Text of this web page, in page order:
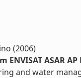
(2006)
ASAR
and water